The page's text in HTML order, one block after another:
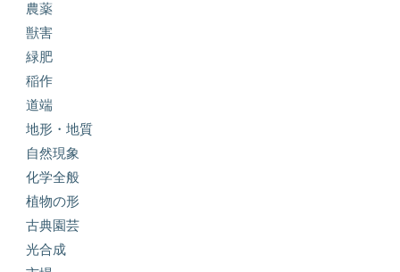
農薬
獣害
緑肥
稲作
道端
地形・地質
自然現象
化学全般
植物の形
古典園芸
光合成